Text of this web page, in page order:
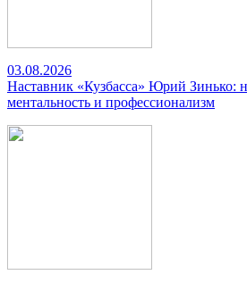
03.08.2026
Наставник «Кузбасса» Юрий Зинько:
ментальность и профессионализм